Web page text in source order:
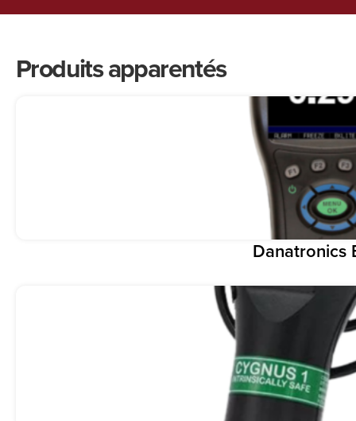
Produits apparentés
Danatronics